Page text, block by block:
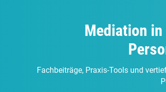
Mediation
Fachbeiträge, Praxis-Tools und